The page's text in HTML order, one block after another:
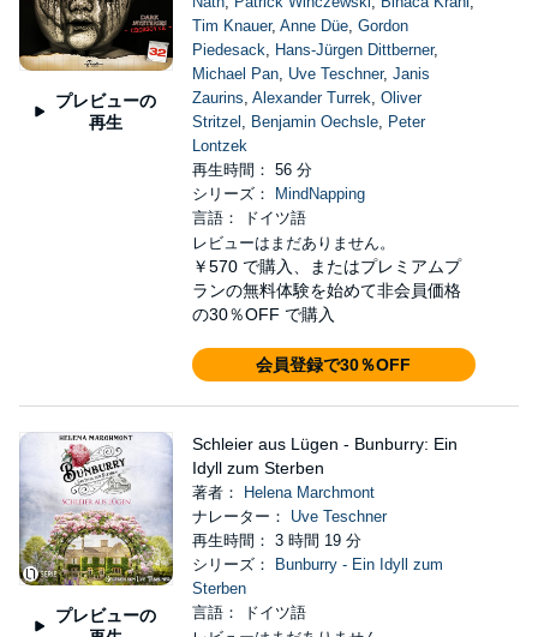
プレビューの
再生
Tim Knauer, Anne Düe, Gordon
Piedesack, Hans-Jürgen Dittberner,
Michael Pan, Uve Teschner, Janis
Zaurins, Alexander Turrek, Oliver
Stritzel , Benjamin Oechsle, Peter
Lontzek
再生時間： 56 分
シリーズ：
MindNapping
言語： ドイツ語
レビューはまだありません。
￥570 で購入、またはプレミアムプ
ランの無料体験を始めて非会員価格
の30％OFF で購入
会員登録で30％OFF
プレビューの
Schleier aus Lügen - Bunburry: Ein
Idyll zum Sterben
著者：
Helena Marchmont
ナレーター： Uve Teschner
再生時間： 3 時間 19 分
シリーズ：
Bunburry - Ein Idyll zum
Sterben
言語： ドイツ語